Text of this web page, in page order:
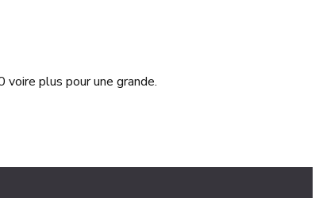
plus pour une grande.